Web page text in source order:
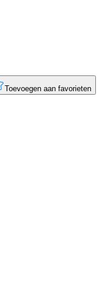
Toevoegen aan favorieten